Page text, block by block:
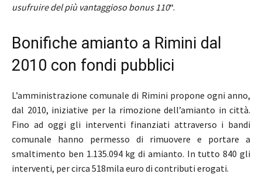
usufruire del più vantaggioso bonus 110“.
Bonifiche amianto a Rimini dal
2010 con fondi pubblici
L’amministrazione comunale di Rimini propone ogni anno,
dal 2010, iniziative per la rimozione dell’amianto in città.
Fino ad oggi gli interventi finanziati attraverso i bandi
comunale hanno permesso di rimuovere e portare a
smaltimento ben 1.135.094 kg di amianto. In tutto 840 gli
interventi, per circa 518mila euro di contributi erogati.